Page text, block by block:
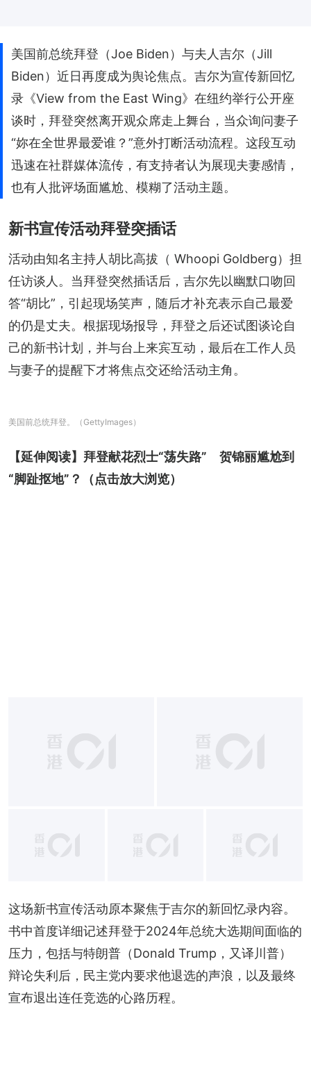
美国前总统拜登（Joe Biden）与夫人吉尔（Jill
Biden）近日再度成为舆论焦点。吉尔为宣传新回忆
录《View from the East Wing》在纽约举行公开座
谈时，拜登突然离开观众席走上舞台，当众询问妻子
“妳在全世界最爱谁？”意外打断活动流程。这段互动
迅速在社群媒体流传，有支持者认为展现夫妻感情，
也有人批评场面尴尬、模糊了活动主题。
新书宣传活动拜登突插话
活动由知名主持人胡比高拔（ Whoopi Goldberg）担
任访谈人。当拜登突然插话后，吉尔先以幽默口吻回
答“胡比”，引起现场笑声，随后才补充表示自己最爱
的仍是丈夫。根据现场报导，拜登之后还试图谈论自
己的新书计划，并与台上来宾互动，最后在工作人员
与妻子的提醒下才将焦点交还给活动主角。
美国前总统拜登。（GettyImages）
【延伸阅读】 拜登献花烈士“荡失路”　贺锦丽尴尬到
“脚趾抠地”？
（点击放大浏览）
+8
这场新书宣传活动原本聚焦于吉尔的新回忆录内容。
书中首度详细记述拜登于2024年总统大选期间面临的
压力，包括与特朗普（Donald Trump，又译川普）
辩论失利后，民主党内要求他退选的声浪，以及最终
宣布退出连任竞选的心路历程。